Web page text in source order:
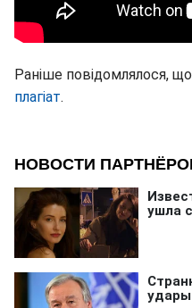
Раніше повідомлялося, що
плагіат.